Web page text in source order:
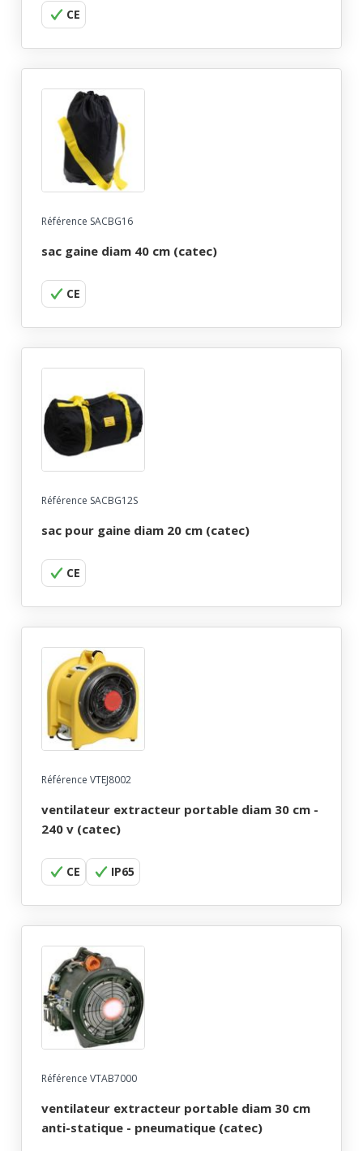
CE
Référence SACBG16
sac gaine diam 40 cm (catec)
CE
Référence SACBG12S
sac pour gaine diam 20 cm (catec)
CE
Référence VTEJ8002
ventilateur extracteur portable diam 30 cm -
240 v (catec)
CE IP65
Référence VTAB7000
ventilateur extracteur portable diam 30 cm
anti-statique - pneumatique (catec)